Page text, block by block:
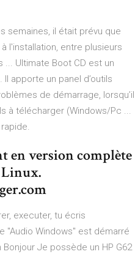
semaines, il était prévu que
l'installation, entre plusieurs
... Ultimate Boot CD est un
apporte un panel d’outils
de démarrage, lorsqu’il
à télécharger (Windows/Pc ...
en version complète
Linux.
executer, tu écris
"Audio Windows" est démarré
Je possède un HP G62